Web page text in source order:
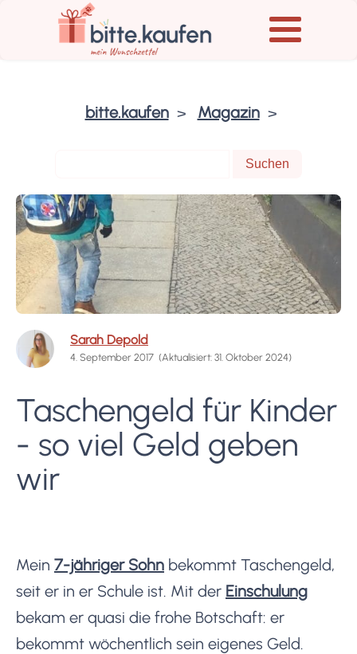
bitte.kaufen Magazin
Sarah Depold
4. September 2017 (Aktualisiert: 31. Oktober 2024)
Taschengeld für Kinder
- so viel Geld geben
wir
Mein 7-jähriger Sohn bekommt Taschengeld,
seit er in er Schule ist. Mit der Einschulung
bekam er quasi die frohe Botschaft: er
bekommt wöchentlich sein eigenes Geld.